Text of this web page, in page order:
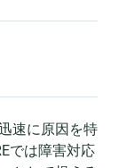
速に原因を特
では障害対応